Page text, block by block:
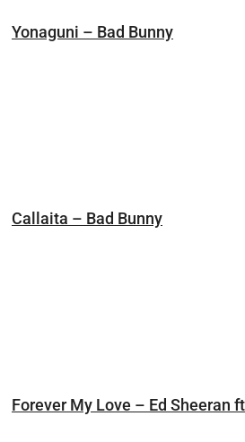
Yonaguni – Bad Bunny
Callaita – Bad Bunny
Forever My Love – Ed Sheeran